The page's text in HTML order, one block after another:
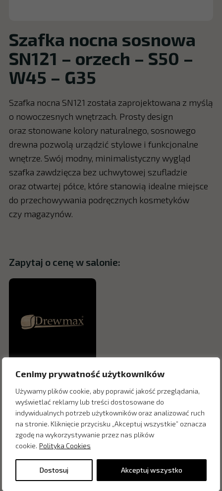
Cenimy prywatność użytkowników
Używamy plików cookie, aby poprawić jakość przeglądania,
wyświetlać reklamy lub treści dostosowane do
indywidualnych potrzeb użytkowników oraz analizować ruch
na stronie. Kliknięcie przycisku „Akceptuj wszystkie” oznacza
zgodę na wykorzystywanie przez nas plików
cookie. Polityka Cookies
Dostosuj Akceptuj wszystko
Szafka nocna sosnowa
SN121 – orzech – S50 –
W45 – G35
Szafka nocna SN121 została zaprojektowana z myślą
o nowoczesnych wnętrzach. Prosty design
oraz stonowane kolory naturalnego, sosnowego
drewna pozwolą urządzić stylowe i funkcjonalne
wnętrze. Swój modny, minimalistyczny wygląd
szafka zawdzięcza bez uchwytowej szufladzie
oraz otwartej półce, które stanowią idealne miejsce
do przechowywania podręcznych kosmetyków
czy magazynów.
Zapytaj o cenę w salonie:
Inne produkty z kategorii